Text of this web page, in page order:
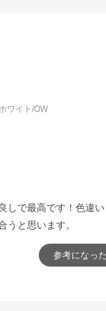
ワイト/OW
で最高です！色違い
うと思います。
参考になった